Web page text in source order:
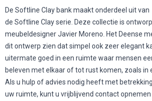
De Softline Clay bank maakt onderdeel uit van
de Softline Clay serie. Deze collectie is
meubeldesigner Javier Moreno. Het Deense
dit ontwerp zien dat simpel ook zeer elegant
uitermate goed in een ruimte waar mensen
beleven met elkaar of tot rust komen, zoals in
Als u hulp of advies nodig heeft met
uw ruimte, kunt u vrijblijvend contact opnemen